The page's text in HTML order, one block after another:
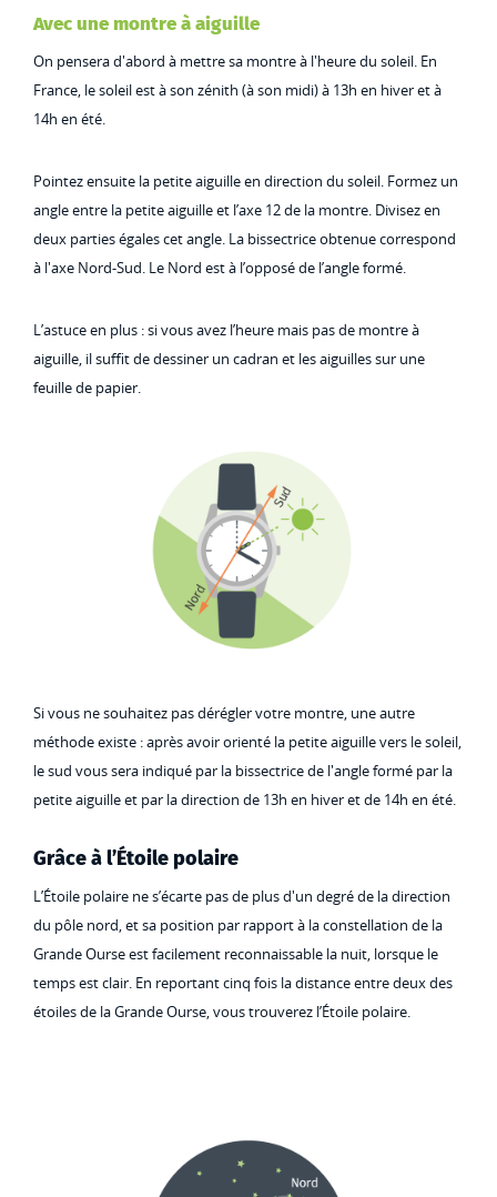
Avec une montre à aiguille
On pensera d'abord à mettre sa montre à l'heure du soleil. En
France, le soleil est à son zénith (à son midi) à 13h en hiver et à
14h en été.
Pointez ensuite la petite aiguille en direction du soleil. Formez un
angle entre la petite aiguille et l’axe 12 de la montre. Divisez en
deux parties égales cet angle. La bissectrice obtenue correspond
à l'axe Nord-Sud. Le Nord est à l’opposé de l’angle formé.
L’astuce en plus : si vous avez l’heure mais pas de montre à
aiguille, il suffit de dessiner un cadran et les aiguilles sur une
feuille de papier.
Si vous ne souhaitez pas dérégler votre montre, une autre
méthode existe : après avoir orienté la petite aiguille vers le soleil,
le sud vous sera indiqué par la bissectrice de l'angle formé par la
petite aiguille et par la direction de 13h en hiver et de 14h en été.
Grâce à l’Étoile polaire
L’Étoile polaire ne s’écarte pas de plus d'un degré de la direction
du pôle nord, et sa position par rapport à la constellation de la
Grande Ourse est facilement reconnaissable la nuit, lorsque le
temps est clair. En reportant cinq fois la distance entre deux des
étoiles de la Grande Ourse, vous trouverez l’Étoile polaire.